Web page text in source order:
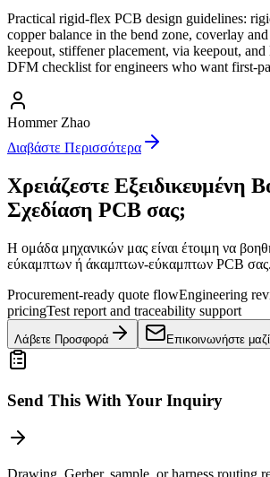
Practical rigid-flex PCB design guidelines:
copper balance in the bend zone, coverlay
keepout, stiffener placement, via keepout,
DFM checklist for engineers who want first-
Hommer Zhao
Διαβάστε Περισσότερα
Χρειάζεστε Εξειδικευμένη
Σχεδίαση PCB σας;
Η ομάδα μηχανικών μας είναι έτοιμη να
εύκαμπτων ή άκαμπτων-εύκαμπτων PCB σας.
Procurement-ready quote flowEngineering
pricingTest report and traceability support
Λάβετε Προσφορά Επικοινωνήστε
Send This With Your Inquiry